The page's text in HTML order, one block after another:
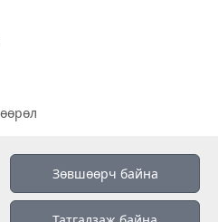
Зөвшөөрч байна